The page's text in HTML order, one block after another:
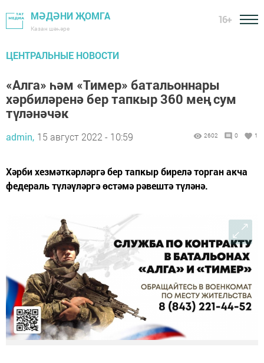
МӘДӘНИ ҖОМГА
Казан шәһәре
16+
ЦЕНТРАЛЬНЫЕ НОВОСТИ
«Алга» һәм «Тимер» батальоннары
хәрбиләренә бер тапкыр 360 мең сум
түләнәчәк
admin, 15 август 2022 - 10:59 2602 0 1
Хәрби хезмәткәрләргә бер тапкыр бирелә торган акча
федераль түләүләргә өстәмә рәвештә түләнә.